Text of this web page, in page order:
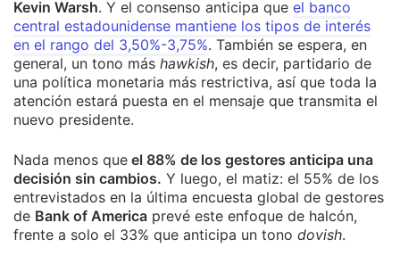
Kevin Warsh. Y el consenso anticipa que el banco
central estadounidense mantiene los tipos de interés
en el rango del 3,50%-3,75%. También se espera, en
general, un tono más hawkish, es decir, partidario de
una política monetaria más restrictiva, así que toda la
atención estará puesta en el mensaje que transmita el
nuevo presidente.
Nada menos que el 88% de los gestores anticipa una
decisión sin cambios. Y luego, el matiz: el 55% de los
entrevistados en la última encuesta global de gestores
de Bank of America prevé este enfoque de halcón,
frente a solo el 33% que anticipa un tono dovish.